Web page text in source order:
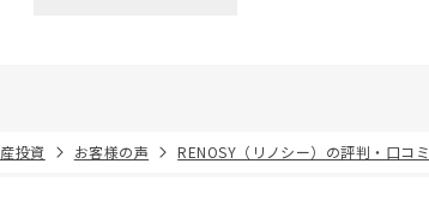
投資 お客様の声 RENOSY（リノシー）の評判・口コミ